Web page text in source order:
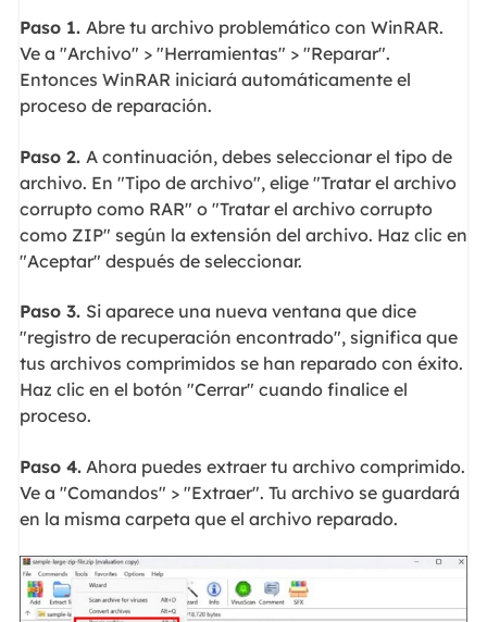
Paso 1. Abre tu archivo problemático con WinRAR.
Ve a "Archivo" > "Herramientas" > "Reparar".
Entonces WinRAR iniciará automáticamente el
proceso de reparación.
Paso 2. A continuación, debes seleccionar el tipo de
archivo. En "Tipo de archivo", elige "Tratar el archivo
corrupto como RAR" o "Tratar el archivo corrupto
como ZIP" según la extensión del archivo. Haz clic en
"Aceptar" después de seleccionar.
Paso 3. Si aparece una nueva ventana que dice
"registro de recuperación encontrado", significa que
tus archivos comprimidos se han reparado con éxito.
Haz clic en el botón "Cerrar" cuando finalice el
proceso.
Paso 4.Ahora puedes extraer tu archivo comprimido.
Ve a "Comandos" > "Extraer". Tu archivo se guardará
en la misma carpeta que el archivo reparado.